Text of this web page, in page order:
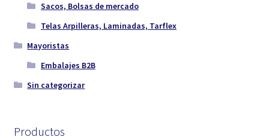
Sacos, Bolsas de mercado
Telas Arpilleras, Laminadas, Tarflex
Mayoristas
Embalajes B2B
Sin categorizar
Productos